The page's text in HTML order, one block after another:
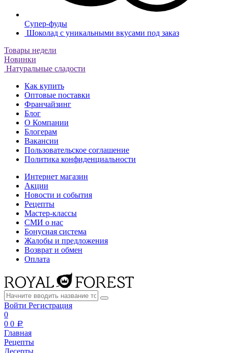
Супер-фуды
Шоколад с уникальными вкусами под заказ
Товары недели
Новинки
Натуральные сладости
Как купить
Оптовые поставки
Франчайзинг
Блог
О Компании
Блогерам
Вакансии
Пользовательское соглашение
Политика конфиденциальности
Интернет магазин
Акции
Новости и события
Рецепты
Мастер-классы
СМИ о нас
Бонусная система
Жалобы и предложения
Возврат и обмен
Оплата
Войти Регистрация
0
0 0 a
Главная
Рецепты
Десерты